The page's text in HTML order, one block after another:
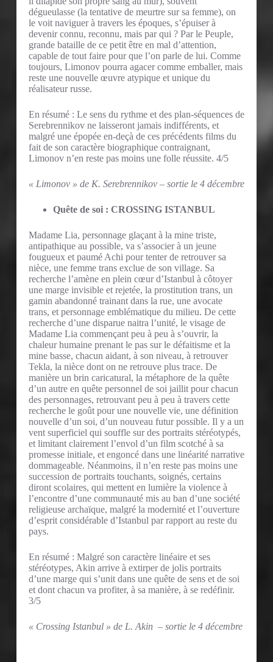
dégueulasse (la tentative de meurtre sur sa femme), on
le voit naviguer à travers les époques, s’épuiser à
devenir connu, reconnu, mais par qui ? Par le Peuple,
grande bataille de ce petit être en mal d’attention,
capable de tout faire pour que l’on parle de lui. Comme
toujours, Limonov pourra agacer comme emballer, mais
reste une nouvelle œuvre atypique et unique du
réalisateur russe.
En résumé : Le sens du rythme et des plan-séquences de
Serebrennikov ne laisseront jamais indifférents, et
malgré une épopée en-deçà de ces précédents films du
fait de son caractère biographique contraignant,
Limonov n’en reste pas moins une folle réussite. 4/5
« Limonov » de K. Serebrennikov – sortie le 4 décembre
Quête de soi : CROSSING ISTANBUL
Madame Lia, personnage glaçant à la mine triste,
antipathique au possible, va s’associer à un jeune
fougueux et paumé Achi pour tenter de retrouver sa
nièce, une femme trans exclue de son village. Sa
recherche l’amène en plein cœur d’Istanbul à côtoyer
une marge invisible et rejetée, la prostitution trans, un
gamin abandonné trainant dans la rue, une avocate
trans, et personnage emblématique du milieu. De cette
recherche d’une disparue naitra l’unité, le visage de
Madame Lia commençant peu à peu à s’ouvrir, la
chaleur humaine prenant le pas sur le défaitisme et la
mine basse, chacun aidant, à son niveau, à retrouver
Tekla, la nièce dont on ne retrouve plus trace. De
manière un brin caricatural, la métaphore de la quête
d’un autre en quête personnel de soi jaillit pour chacun
des personnages, retrouvant peu à peu à travers cette
recherche le goût pour une nouvelle vie, une définition
nouvelle d’un soi, d’un nouveau futur possible. Il y a un
vent superficiel qui souffle sur des portraits stéréotypés,
et limitant clairement l’envol d’un film scotché à sa
promesse initiale, et engoncé dans une linéarité narrative
dommageable. Néanmoins, il n’en reste pas moins une
succession de portraits touchants, soignés, certains
diront scolaires, qui mettent en lumière la violence à
l’encontre d’une communauté mis au ban d’une société
religieuse archaïque, malgré la modernité et l’ouverture
d’esprit considérable d’Istanbul par rapport au reste du
pays.
En résumé : Malgré son caractère linéaire et ses
stéréotypes, Akin arrive à extirper de jolis portraits
d’une marge qui s’unit dans une quête de sens et de soi
et dont chacun va profiter, à sa manière, à se redéfinir.
3/5
« Crossing Istanbul » de L. Akin – sortie le 4 décembre